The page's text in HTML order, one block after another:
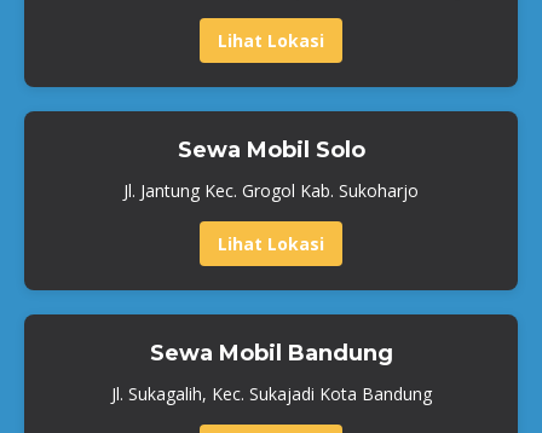
Lihat Lokasi
Sewa Mobil Solo
Jl. Jantung Kec. Grogol Kab. Sukoharjo
Lihat Lokasi
Sewa Mobil Bandung
Jl. Sukagalih, Kec. Sukajadi Kota Bandung